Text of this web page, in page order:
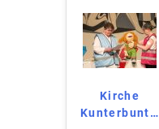
Kirche
Kunterbunt…